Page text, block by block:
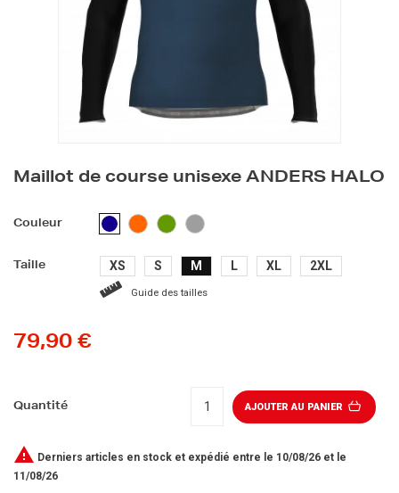
Maillot de course unisexe ANDERS HALO
Couleur
BLEU
FONCÉ
ORANGEVERTGRIS
Taille XS S M L XL 2XL
Guide des tailles
79,90 €
Quantité AJOUTER AU PANIER
 Derniers articles en stock et expédié entre le 10/08/26 et le
11/08/26